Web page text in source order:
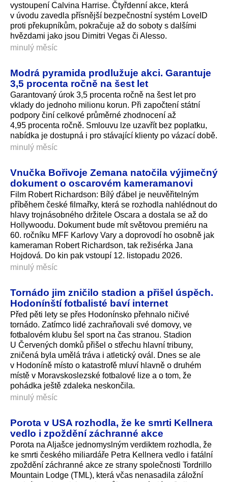
vystoupení Calvina Harrise. Čtyřdenní akce, která
v úvodu zavedla přísnější bezpečnostní systém LoveID
proti překupníkům, pokračuje až do soboty s dalšími
hvězdami jako jsou Dimitri Vegas či Alesso.
minulý měsíc
Modrá pyramida prodlužuje akci. Garantuje
3,5 procenta ročně na šest let
Garantovaný úrok 3,5 procenta ročně na šest let pro
vklady do jednoho milionu korun. Při započtení státní
podpory činí celkové průměrné zhodnocení až
4,95 procenta ročně. Smlouvu lze uzavřít bez poplatku,
nabídka je dostupná i pro stávající klienty po vázací době.
minulý měsíc
Vnučka Bořivoje Zemana natočila výjimečný
dokument o oscarovém kameramanovi
Film Robert Richardson: Bílý ďábel je neuvěřitelným
příběhem české filmařky, která se rozhodla nahlédnout do
hlavy trojnásobného držitele Oscara a dostala se až do
Hollywoodu. Dokument bude mít světovou premiéru na
60. ročníku MFF Karlovy Vary a doprovodí ho osobně jak
kameraman Robert Richardson, tak režisérka Jana
Hojdová. Do kin pak vstoupí 12. listopadu 2026.
minulý měsíc
Tornádo jim zničilo stadion a přišel úspěch.
Hodonínští fotbalisté baví internet
Před pěti lety se přes Hodonínsko přehnalo ničivé
tornádo. Zatímco lidé zachraňovali své domovy, ve
fotbalovém klubu šel sport na čas stranou. Stadion
U Červených domků přišel o střechu hlavní tribuny,
zničená byla umělá tráva i atletický ovál. Dnes se ale
v Hodoníně místo o katastrofě mluví hlavně o druhém
místě v Moravskoslezské fotbalové lize a o tom, že
pohádka ještě zdaleka neskončila.
minulý měsíc
Porota v USA rozhodla, že ke smrti Kellnera
vedlo i zpoždění záchranné akce
Porota na Aljašce jednomyslným verdiktem rozhodla, že
ke smrti českého miliardáře Petra Kellnera vedlo i fatální
zpoždění záchranné akce ze strany společnosti Tordrillo
Mountain Lodge (TML), která včas nenasadila záložní